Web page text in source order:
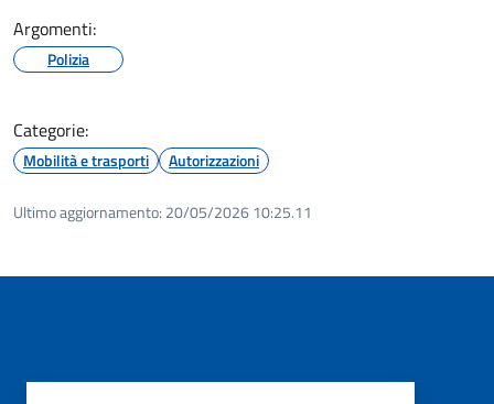
Argomenti:
Polizia
Categorie:
Mobilità e trasporti Autorizzazioni
Ultimo aggiornamento: 20/05/2026 10:25.11